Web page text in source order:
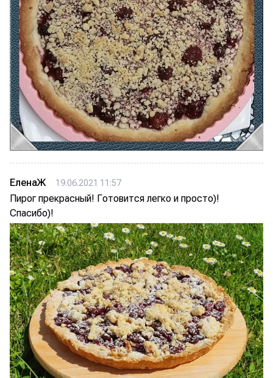
ЕленаЖ 19.06.2021 11:57
Пирог прекрасный! Готовится легко и просто)!
Спасибо)!